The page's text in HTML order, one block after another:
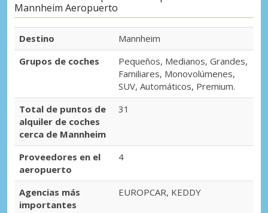
Mannheim Aeropuerto
Destino
Mannheim
Grupos de coches
Pequeños, Medianos, Grandes,
Familiares, Monovolúmenes,
SUV, Automáticos, Premium.
Total de puntos de
alquiler de coches
cerca de Mannheim
31
Proveedores en el
aeropuerto
4
Agencias más
importantes
EUROPCAR, KEDDY